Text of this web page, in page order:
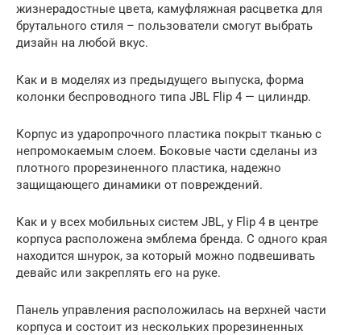
жизнерадостные цвета, камуфляжная расцветка для
брутального стиля – пользователи смогут выбрать
дизайн на любой вкус.
Как и в моделях из предыдущего выпуска, форма
колонки беспроводного типа JBL Flip 4 — цилиндр.
Корпус из ударопрочного пластика покрыт тканью с
непромокаемым слоем. Боковые части сделаны из
плотного прорезиненного пластика, надежно
защищающего динамики от повреждений.
Как и у всех мобильных систем JBL, у Flip 4 в центре
корпуса расположена эмблема бренда. С одного края
находится шнурок, за который можно подвешивать
девайс или закреплять его на руке.
Панель управления расположилась на верхней части
корпуса и состоит из нескольких прорезиненных